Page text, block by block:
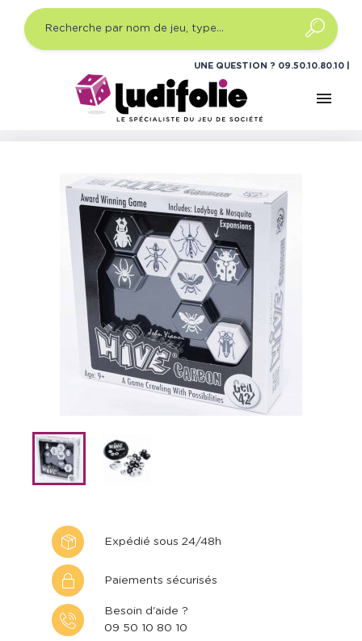
UNE QUESTION ? 09.50.10.80.10
menu
Jeux de société
Jeux de société réflexion
Expédié sous 24/48h
Paiements sécurisés
Besoin d'aide ?
09 50 10 80 10